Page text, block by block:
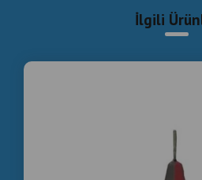
Üreticisi
Toptancısı
distributeur et
Atari , Boxing , Machine ,
İlgili